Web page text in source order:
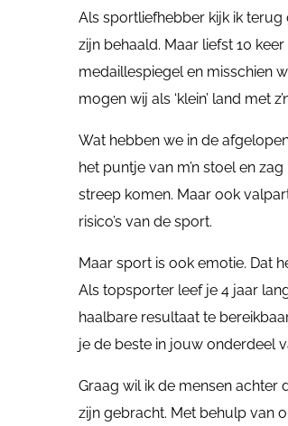
Als sportliefhebber kijk ik
zijn behaald. Maar liefst 10
medaillespiegel en misschien
mogen wij als ‘klein’ land met
Wat hebben we in de
het puntje van m’n stoel en
streep komen. Maar ook
risico’s van de sport.
Maar sport is ook emotie. Dat
Als topsporter leef je 4 jaar
haalbare resultaat te
je de beste in jouw onderdeel
Graag wil ik de mensen
zijn gebracht. Met behulp van